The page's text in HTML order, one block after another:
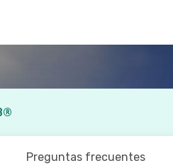
Preguntas frecuentes